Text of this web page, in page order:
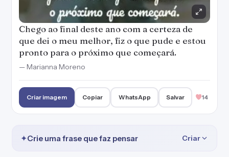
Chego ao final deste ano com a certeza de
que dei o meu melhor, fiz o que pude e estou
pronto para o próximo que começará.
— Marianna Moreno
Criar imagem Copiar WhatsApp Salvar 14
✦Crie uma frase que faz pensar Criar